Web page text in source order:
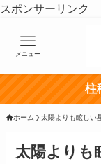
スポンサーリンク
メニュー
柱
ホーム 太陽よりも眩しい
太陽よりも